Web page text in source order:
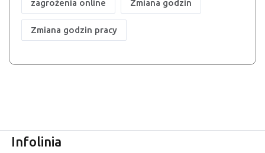
zagrożenia online Zmiana godzin
Zmiana godzin pracy
Infolinia